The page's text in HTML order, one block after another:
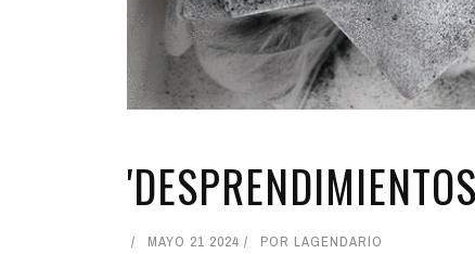
MAYO 21 2024 POR LAGENDARIO